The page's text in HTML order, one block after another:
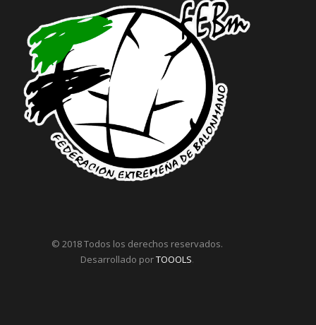
© 2018 Todos los derechos reservados.
Desarrollado porTOOOLS.